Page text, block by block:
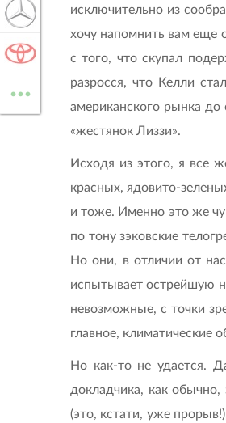
исключительно из
хочу напомнить вам еще
с того, что скупал
разросся, что Келли
американского рынка
«жестянок Лиззи».
Исходя из этого, я все
красных, ядовито-
и тоже. Именно это же
по тону зэковские
Но они, в отличии от
испытывает острейшую
невозможные, с точки
главное, климатические
Но как-то не удается.
докладчика, как
(это, кстати, уже
MERCEDES-BENZ
TOYOTA
...